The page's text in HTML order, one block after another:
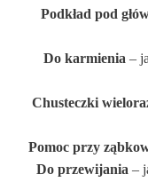
Podkład pod
Do karmienia–
Chusteczki
Pomoc przy
Do przewijania–